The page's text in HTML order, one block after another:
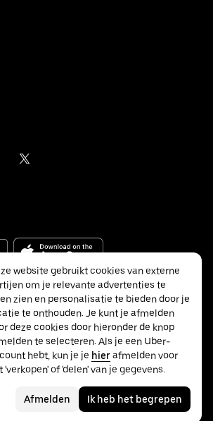
Inc.
Voorwaarden
website gebruikt cookies van externe
om je relevante advertenties te
zien en personalisatie te bieden door je
te onthouden. Je kunt je afmelden
deze cookies door hieronder de knop
te selecteren. Als je een Uber-
hebt, kun je je hierafmelden voor
'verkopen' of 'delen' van je gegevens.
Afmelden Ik heb het begrepen